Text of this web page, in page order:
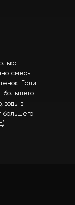
смесь
Если
большего
воды в
большего